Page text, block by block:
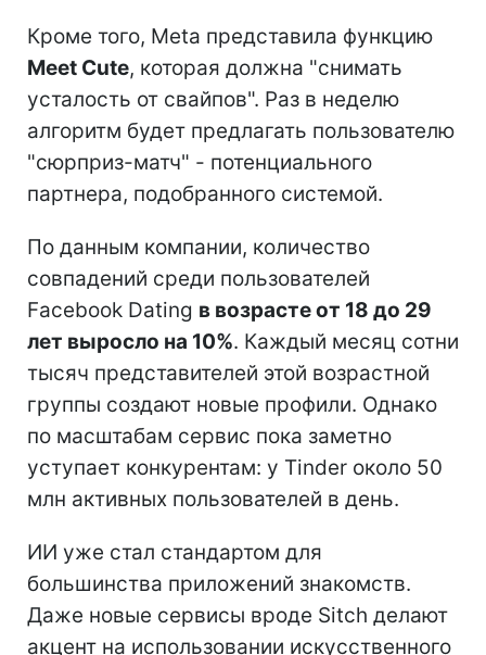
Кроме того, Meta представила функцию
Meet Cute, которая должна "снимать
усталость от свайпов". Раз в неделю
алгоритм будет предлагать пользователю
"сюрприз-матч" - потенциального
партнера, подобранного системой.
По данным компании, количество
совпадений среди пользователей
Facebook Dating в возрасте от 18 до 29
лет выросло на 10%. Каждый месяц сотни
тысяч представителей этой возрастной
группы создают новые профили. Однако
по масштабам сервис пока заметно
уступает конкурентам: у Tinder около 50
млн активных пользователей в день.
ИИ уже стал стандартом для
большинства приложений знакомств.
Даже новые сервисы вроде Sitch делают
акцент на использовании искусственного